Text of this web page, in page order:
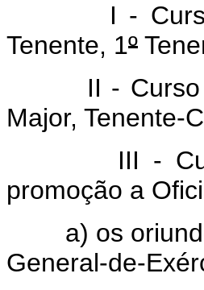
I - Curso de
Tenente, 1º
II - Curso de
Major, Tenente-
III - Curso
promoção a
a) os
General-de-